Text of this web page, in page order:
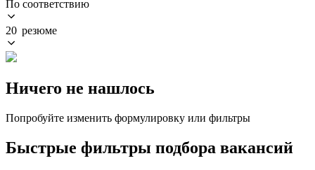
По соответствию
20 резюме
Ничего не нашлось
Попробуйте изменить формулировку или фильтры
Быстрые фильтры подбора вакансий